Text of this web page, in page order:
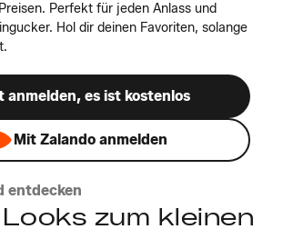
Perfekt für jeden Anlass und
Hol dir deinen Favoriten, solange
anmelden, es ist kostenlos
Mit Zalando anmelden
entdecken
zum kleinen